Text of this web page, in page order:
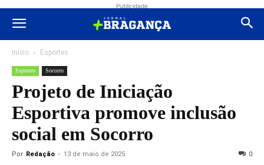
Publicidade
Início Esportes
Esportes Socorro
Projeto de Iniciação
Esportiva promove inclusão
social em Socorro
Por Redação - 13 de maio de 2025 0